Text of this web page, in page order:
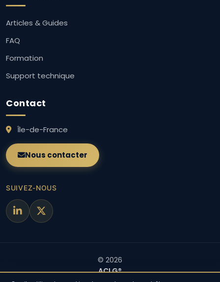
Articles & Guides
FAQ
Formation
Support technique
Contact
Île-de-France
Nous contacter
SUIVEZ-NOUS
© 2026
ACLG®